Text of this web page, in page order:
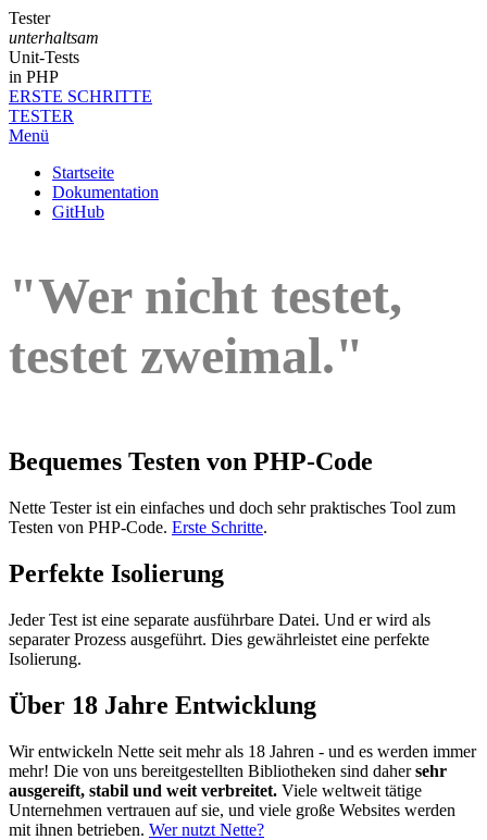
Tester
unterhaltsam
Unit-Tests
in PHP
ERSTE SCHRITTE
TESTER
Menü
Startseite
Dokumentation
GitHub
"Wer nicht testet,
testet zweimal."
Bequemes Testen von PHP-Code
Nette Tester ist ein einfaches und doch sehr praktisches Tool zum
Testen von PHP-Code. Erste Schritte.
Perfekte Isolierung
Jeder Test ist eine separate ausführbare Datei. Und er wird als
separater Prozess ausgeführt. Dies gewährleistet eine perfekte
Isolierung.
Über 18 Jahre Entwicklung
Wir entwickeln Nette seit mehr als 18 Jahren - und es werden immer
mehr! Die von uns bereitgestellten Bibliotheken sind dahersehr
ausgereift, stabil und weit verbreitet. Viele weltweit tätige
Unternehmen vertrauen auf sie, und viele große Websites werden
mit ihnen betrieben. Wer nutzt Nette?